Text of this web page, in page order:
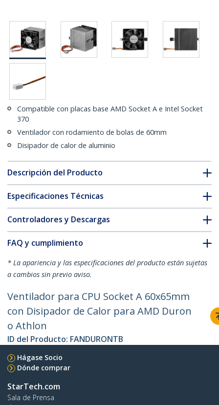
Compatible con placas base AMD Socket A e Intel Socket
370
Ventilador con rodamiento de bolas de 60mm
Disipador de calor de aluminio
Descripción del Producto
Especificaciones Técnicas
Controladores y Descargas
FAQ y cumplimiento
* La apariencia y las especificaciones del producto están sujetas
a cambios sin previo aviso.
Ventilador para CPU Socket A 60x65mm
con Disipador de Calor para AMD Duron
o Athlon
ID del Producto: FANDURONTB
Hágase Socio
Dónde comprar
StarTech.com
Sala de Prensa